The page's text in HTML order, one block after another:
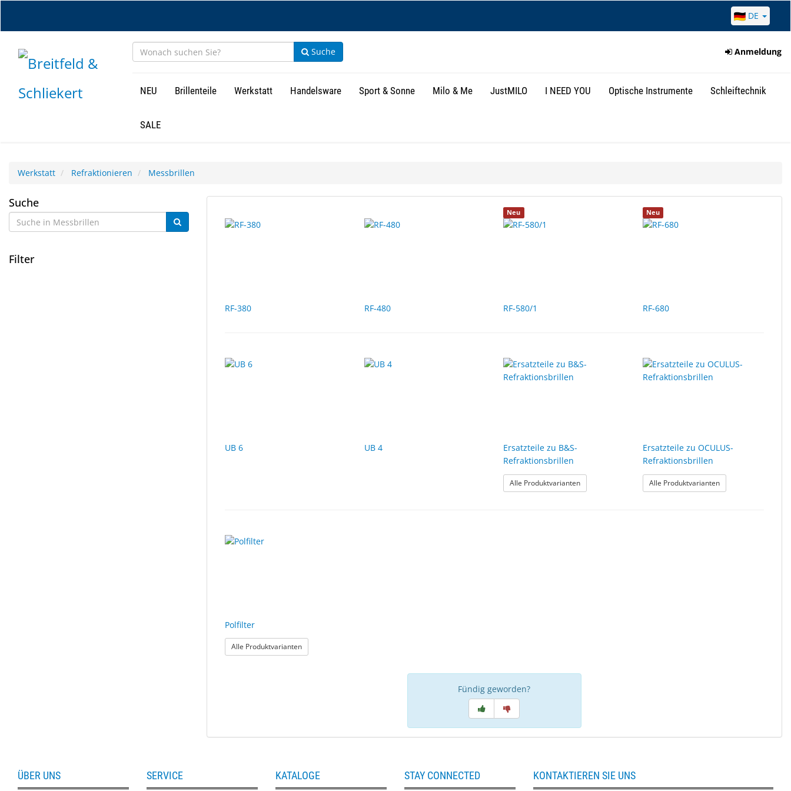
DE
Suche Anmeldung
NEU Brillenteile Werkstatt Handelsware Sport & Sonne Milo & Me JustMILO I NEED YOU Optische Instrumente Schleiftechnik
SALE
Werkstatt Refraktionieren Messbrillen
Messbrillen
Suche
Filter
Ergebnisse
gerendert.
RF-380 RF-480
Neu
RF-580/1
Neu
RF-680
UB 6 UB 4
Ersatzteile zu B&S-
Refraktionsbrillen
Alle Produktvarianten: Ersatzteile zu B&S-Refraktionsbrillen
Ersatzteile zu OCULUS-
Refraktionsbrillen
Alle Produktvarianten: Ersatzteile zu
Polfilter
Alle Produktvarianten: Polfilter
Fündig geworden?
ÜBER UNS SERVICE KATALOGE STAY CONNECTED KONTAKTIEREN SIE UNS